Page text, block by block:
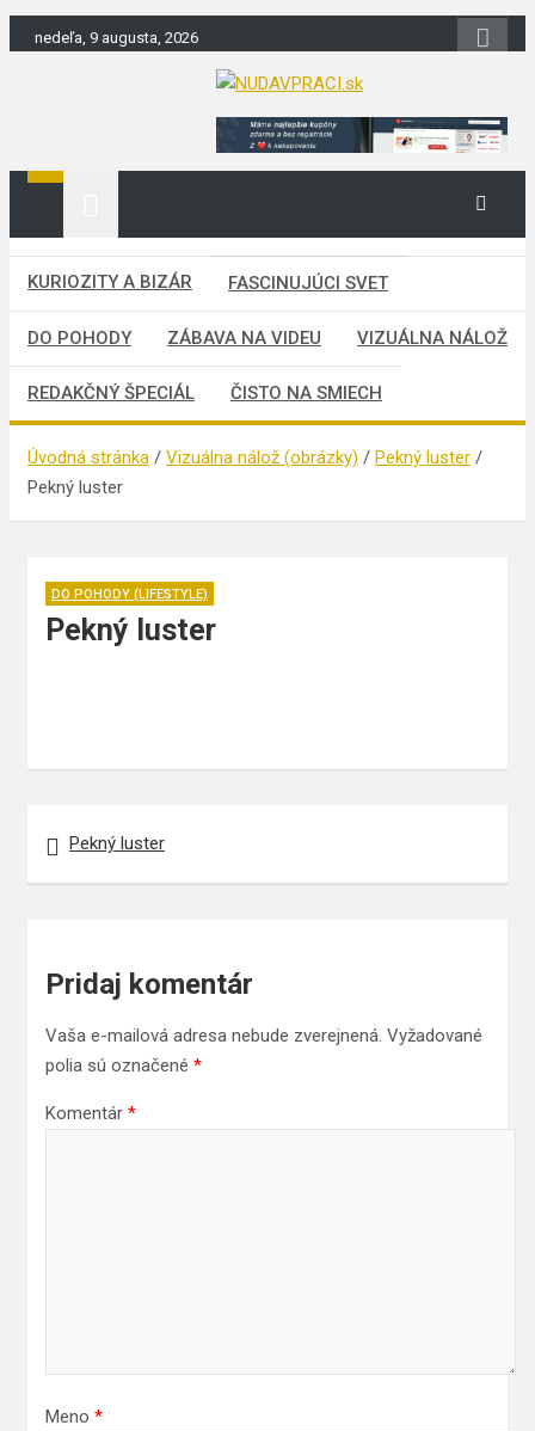
to
nedeľa, 9 augusta, 2026
nudaVpráci.sk
Zaujímavosti. Bizár. Relax. Zábava. Od
2010!
KURIOZITY A BIZÁR FASCINUJÚCI SVET
DO POHODY ZÁBAVA NA VIDEU VIZUÁLNA NÁLOŽ
REDAKČNÝ ŠPECIÁL ČISTO NA SMIECH
Úvodná stránka Vizuálna nálož (obrázky)
Pekný luster
Pekný luster
DO POHODY (LIFESTYLE)
Pekný luster
Pekný luster
Pridaj komentár
Vaša e-mailová adresa nebude zverejnená. Vyžadované
polia sú označené *
Komentár *
Meno *